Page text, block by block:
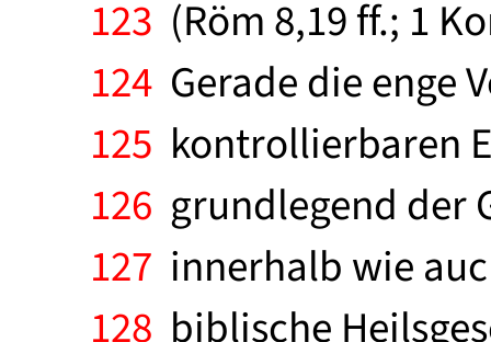
123 (Röm 8,19 ff.; 1
124 Gerade die enge
125 kontrollierbaren
126 grundlegend der
127 innerhalb wie
128 biblische